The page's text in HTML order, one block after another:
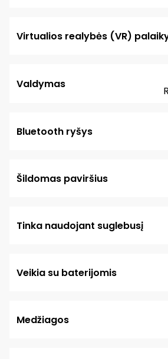
Virtualios realybės (VR)
Valdymas
Bluetooth ryšys
Šildomas paviršius
Tinka naudojant suglebusį
Veikia su baterijomis
Medžiagos